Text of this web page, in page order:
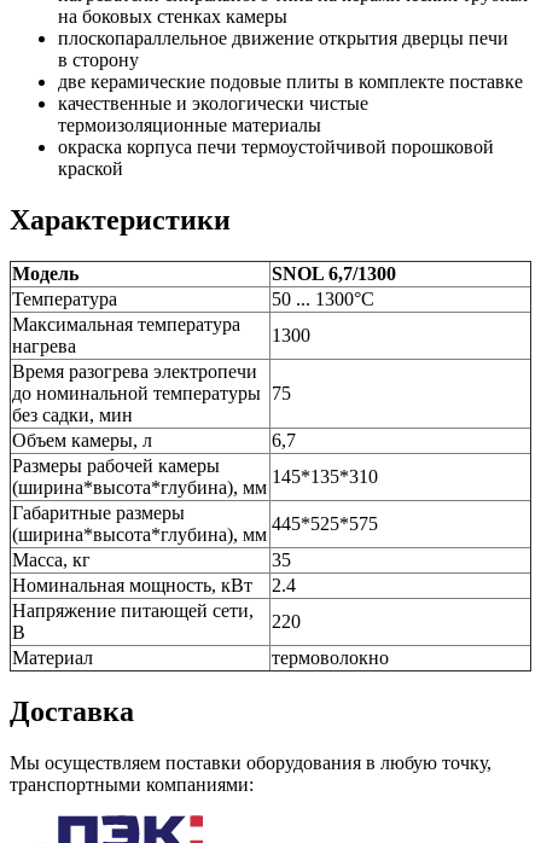
на боковых стенках камеры
плоскопараллельное движение открытия дверцы печи
в сторону
две керамические подовые плиты в комплекте поставке
качественные и экологически чистые
термоизоляционные материалы
окраска корпуса печи термоустойчивой порошковой
краской
Характеристики
Модель
SNOL 6,7/1300
Температура
50 ... 1300°С
Максимальная температура
нагрева
1300
Время разогрева электропечи
до номинальной температуры
без садки, мин
75
Объем камеры, л
6,7
Размеры рабочей камеры
(ширина*высота*глубина), мм
145*135*310
Габаритные размеры
(ширина*высота*глубина), мм
445*525*575
Масса, кг
35
Номинальная мощность, кВт
2.4
Напряжение питающей сети,
В
220
Материал
термоволокно
Доставка
Мы осуществляем поставки оборудования в любую точку,
транспортными компаниями: